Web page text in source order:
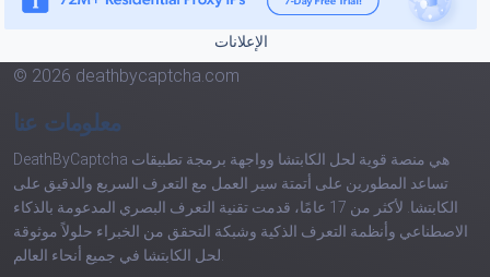
الإعلانات
© 2026 deathbycaptcha.com
معلومات عنا
DeathByCaptcha هي منصة قوية لحل الكابتشا وواجهة برمجة تطبيقات
تساعد المطورين على أتمتة سير العمل مع التعرف السريع والدقيق على
الكابتشا. لأكثر من 17 عامًا، قدمت تقنية التعرف البصري المدعومة بالذكاء
الاصطناعي وأنظمة التعرف الذكية وشبكة التحقق من الخبراء حلولاً موثوقة
لحل الكابتشا في جميع أنحاء العالم.